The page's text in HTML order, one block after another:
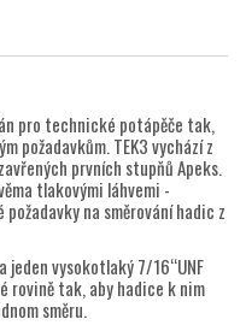
pro technické potápěče tak,
požadavkům. TEK3 vychází z
prvních stupňů Apeks.
tlakovými láhvemi -
na směrování hadic z
vysokotlaký 7/16“UNF
rovině tak, aby hadice k nim
směru.